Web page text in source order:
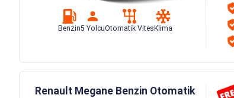
Benzin5 YolcuOtomatik Vites Klima
Renault Megane Benzin Otomatik